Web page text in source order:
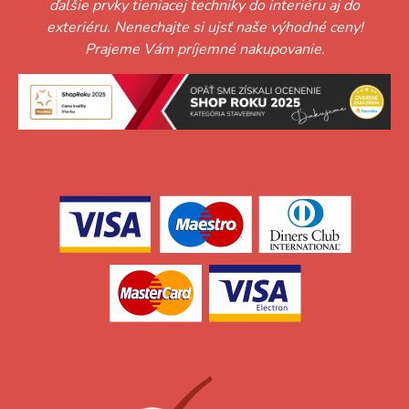
ďalšie prvky tieniacej techniky do interiéru aj do
exteriéru. Nenechajte si ujsť naše výhodné ceny!
Prajeme Vám príjemné nakupovanie.